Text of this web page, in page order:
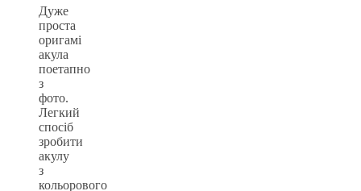
Дуже
проста
оригамі
акула
поетапно
з
фото.
Легкий
спосіб
зробити
акулу
з
кольорового